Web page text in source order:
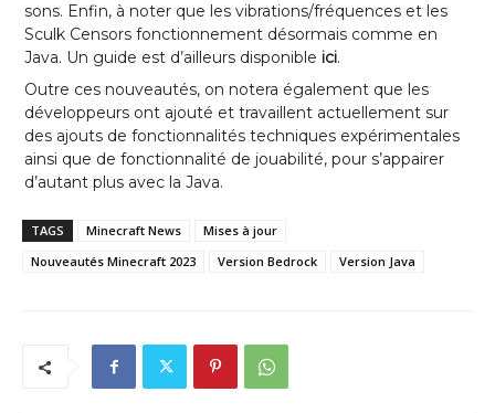
sons. Enfin, à noter que les vibrations/fréquences et les
Sculk Censors fonctionnement désormais comme en
Java. Un guide est d’ailleurs disponible ici.
Outre ces nouveautés, on notera également que les
développeurs ont ajouté et travaillent actuellement sur
des ajouts de fonctionnalités techniques expérimentales
ainsi que de fonctionnalité de jouabilité, pour s’appairer
d’autant plus avec la Java.
TAGS Minecraft News
Mises à jour
Nouveautés Minecraft 2023
Version Bedrock Version Java